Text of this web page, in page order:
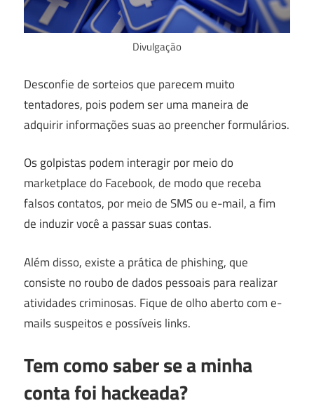
Divulgação
Desconfie de sorteios que parecem muito
tentadores, pois podem ser uma maneira de
adquirir informações suas ao preencher formulários.
Os golpistas podem interagir por meio do
marketplace do Facebook, de modo que receba
falsos contatos, por meio de SMS ou e-mail, a fim
de induzir você a passar suas contas.
Além disso, existe a prática de phishing, que
consiste no roubo de dados pessoais para realizar
atividades criminosas. Fique de olho aberto com e-
mails suspeitos e possíveis links.
Tem como saber se a minha
conta foi hackeada?